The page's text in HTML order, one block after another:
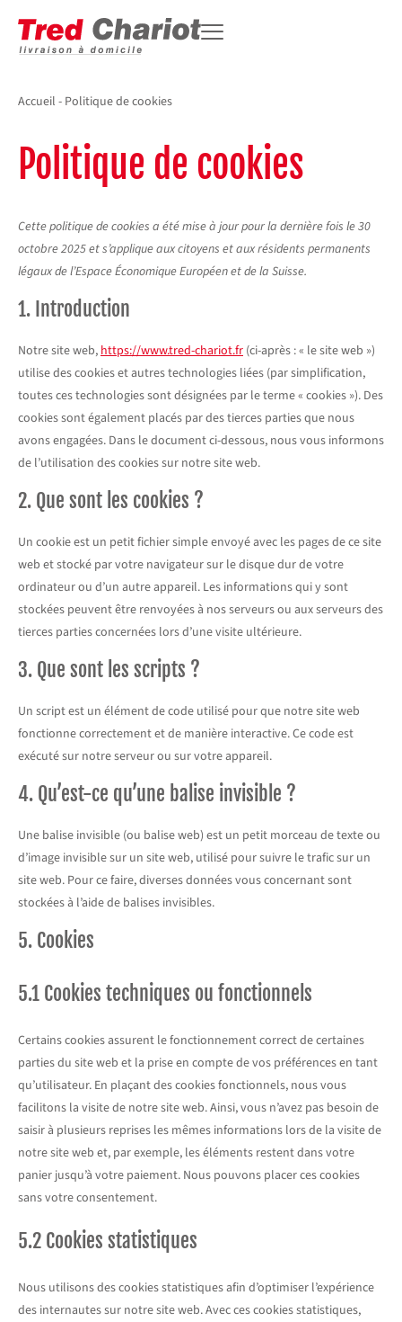
Accueil - Politique de cookies
Politique de cookies
Cette politique de cookies a été mise à jour pour la dernière fois le 30
octobre 2025 et s’applique aux citoyens et aux résidents permanents
légaux de l’Espace Économique Européen et de la Suisse.
1. Introduction
Notre site web, https://www.tred-chariot.fr (ci-après : « le site web »)
utilise des cookies et autres technologies liées (par simplification,
toutes ces technologies sont désignées par le terme « cookies »). Des
cookies sont également placés par des tierces parties que nous
avons engagées. Dans le document ci-dessous, nous vous informons
de l’utilisation des cookies sur notre site web.
2. Que sont les cookies ?
Un cookie est un petit fichier simple envoyé avec les pages de ce site
web et stocké par votre navigateur sur le disque dur de votre
ordinateur ou d’un autre appareil. Les informations qui y sont
stockées peuvent être renvoyées à nos serveurs ou aux serveurs des
tierces parties concernées lors d’une visite ultérieure.
3. Que sont les scripts ?
Un script est un élément de code utilisé pour que notre site web
fonctionne correctement et de manière interactive. Ce code est
exécuté sur notre serveur ou sur votre appareil.
4. Qu’est-ce qu’une balise invisible ?
Une balise invisible (ou balise web) est un petit morceau de texte ou
d’image invisible sur un site web, utilisé pour suivre le trafic sur un
site web. Pour ce faire, diverses données vous concernant sont
stockées à l’aide de balises invisibles.
5. Cookies
5.1 Cookies techniques ou fonctionnels
Certains cookies assurent le fonctionnement correct de certaines
parties du site web et la prise en compte de vos préférences en tant
qu’utilisateur. En plaçant des cookies fonctionnels, nous vous
facilitons la visite de notre site web. Ainsi, vous n’avez pas besoin de
saisir à plusieurs reprises les mêmes informations lors de la visite de
notre site web et, par exemple, les éléments restent dans votre
panier jusqu’à votre paiement. Nous pouvons placer ces cookies
sans votre consentement.
5.2 Cookies statistiques
Nous utilisons des cookies statistiques afin d’optimiser l’expérience
des internautes sur notre site web. Avec ces cookies statistiques,